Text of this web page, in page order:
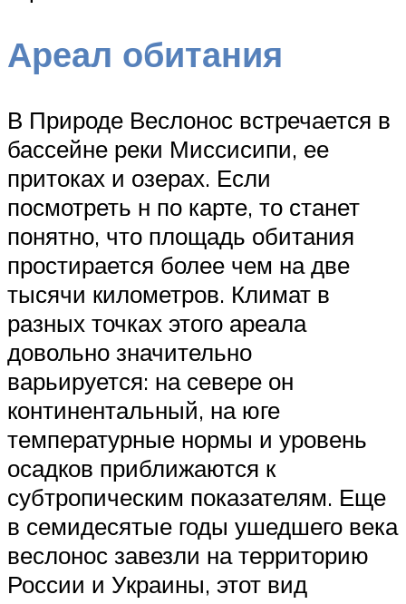
Ареал обитания
В Природе Веслонос встречается в
бассейне реки Миссисипи, ее
притоках и озерах. Если
посмотреть н по карте, то станет
понятно, что площадь обитания
простирается более чем на две
тысячи километров. Климат в
разных точках этого ареала
довольно значительно
варьируется: на севере он
континентальный, на юге
температурные нормы и уровень
осадков приближаются к
субтропическим показателям. Еще
в семидесятые годы ушедшего века
веслонос завезли на территорию
России и Украины, этот вид